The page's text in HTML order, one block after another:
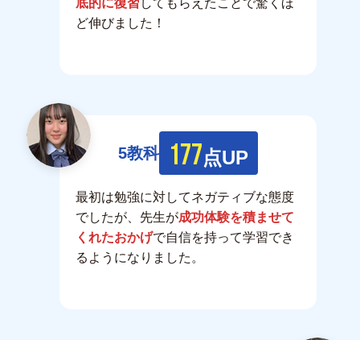
ど伸びました！
5教科 177点UP
最初は勉強に対してネガティブな態度
でしたが、先生が成功体験を積ませて
くれたおかげで自信を持って学習でき
るようになりました。